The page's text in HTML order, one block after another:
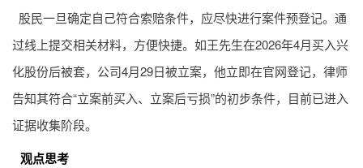
股民一旦确定自己符合索赔条件，应尽快进行案件预登记。通
过线上提交相关材料，方便快捷。如王先生在2026年4月买入兴
化股份后被套，公司4月29日被立案，他立即在官网登记，律师
告知其符合“立案前买入、立案后亏损”的初步条件，目前已进入
证据收集阶段。
观点思考